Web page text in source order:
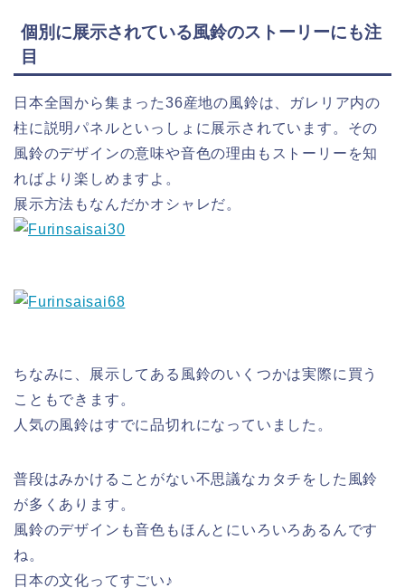
個別に展示されている風鈴のストーリーにも注
目
日本全国から集まった36産地の風鈴は、ガレリア内の
柱に説明パネルといっしょに展示されています。その
風鈴のデザインの意味や音色の理由もストーリーを知
ればより楽しめますよ。
展示方法もなんだかオシャレだ。
ちなみに、展示してある風鈴のいくつかは実際に買う
こともできます。
人気の風鈴はすでに品切れになっていました。
普段はみかけることがない不思議なカタチをした風鈴
が多くあります。
風鈴のデザインも音色もほんとにいろいろあるんです
ね。
日本の文化ってすごい♪